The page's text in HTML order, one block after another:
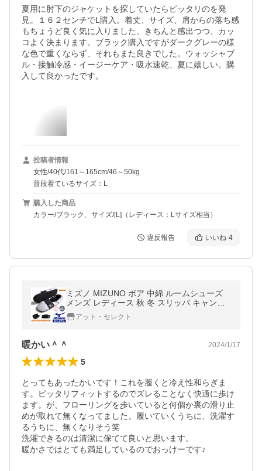
夏用に肘下のジャケットを探していたらピッタリのを発
見。１６２センチでL購入。着丈、サイズ、肩からの落ち感
もちょうど良く気に入りました。きちんと感出つつ、カッ
コよく決まります。ブラック購入ですがダークグレーの様
な色で重くならず、それもまた良きでした。ウォッシャブ
ル・接触冷感・イージーケア・吸水速乾、夏に嬉しい。購
入して良かったです。
投稿者情報
女性/40代/161～165cm/46～50kg
普段着ているサイズ：L
購入した商品
カラー/ブラック、サイズ/[L]（レディース：Lサイズ相当）
違反報告 いいね 4
ミズノ MIZUNO ボア 中綿 ルームシューズ
メンズ レディース 秋 冬 スリッパ キャンプ
シューズ 軽量 撥水 送料無料 通販YC
アット・セレクト
暖かい＾＾ 2024/1/17
5
とってもあったかいです！これを履くと冷え性和らぎま
す。ピッタリフィットするのでズレることなく快適に歩け
ます。が、フローリングを歩いていると何個か裏の滑り止
めが取れて無くなってました。履いていくうちに、洗濯す
るうちに、無くなりそう笑
洗濯できるのは清潔に保てて良いと思います。
暖かさではとても満足しているのでおっけーです♪